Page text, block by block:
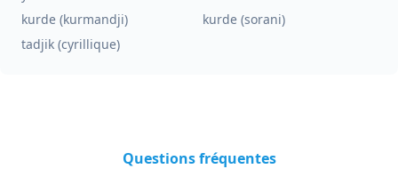
kurde (kurmandji)
kurde (sorani)
tadjik (cyrillique)
Questions fréquentes